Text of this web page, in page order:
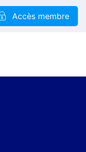
Accès membre